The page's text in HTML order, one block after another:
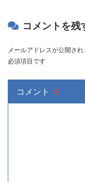
コメントを残
メールアドレスが公開され
必須項目です
コメント ※